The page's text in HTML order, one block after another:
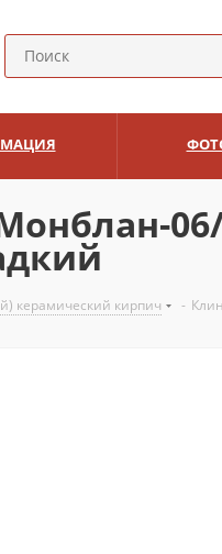
керамический кирпич -